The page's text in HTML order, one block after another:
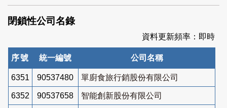
索
閉鎖性公司名錄
資料更新頻率：即時
序號 統一編號 公司名稱
6351 90537480 單廚食旅行銷股份有限公司
6352 90537658 智能創新股份有限公司